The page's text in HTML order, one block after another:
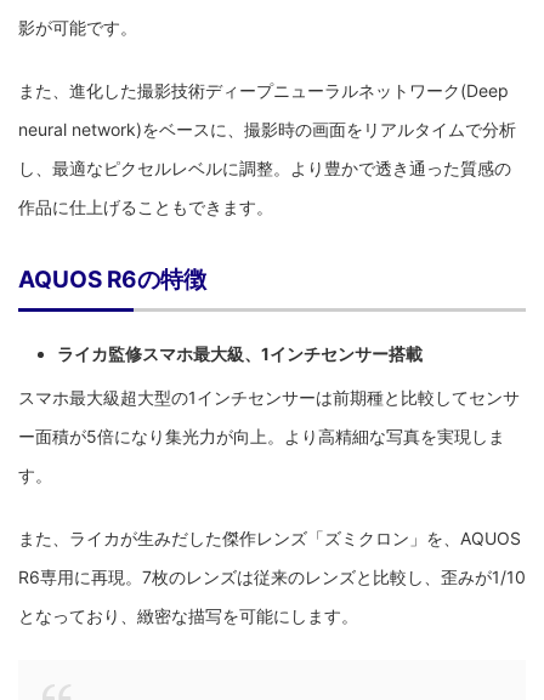
影が可能です。
また、進化した撮影技術ディープニューラルネットワーク(Deep
neural network)をベースに、撮影時の画面をリアルタイムで分析
し、最適なピクセルレベルに調整。より豊かで透き通った質感の
作品に仕上げることもできます。
AQUOS R6の特徴
ライカ監修スマホ最大級、1インチセンサー搭載
スマホ最大級超大型の1インチセンサーは前期種と比較してセンサ
ー面積が5倍になり集光力が向上。より高精細な写真を実現しま
す。
また、ライカが生みだした傑作レンズ「ズミクロン」を、AQUOS
R6専用に再現。7枚のレンズは従来のレンズと比較し、歪みが1/10
となっており、緻密な描写を可能にします。